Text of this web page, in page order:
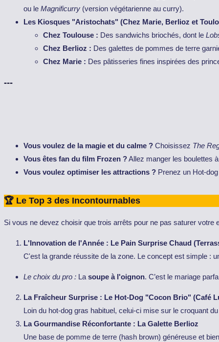
ou le Magnificurry (version végétarienne au curry).
Les Kiosques "Aristochats" (Chez Marie, Berlioz et
Chez Toulouse : Des sandwichs briochés, dont le
Chez Berlioz : Des galettes de pommes de terre
Chez Marie : Des pâtisseries fines inspirées des
---
Vous voulez de la magie et du calme ? Choisissez The
Vous êtes fan du film Frozen ?Allez manger les boulettes
Vous voulez optimiser les attractions ? Prenez un Hot-
🏆 Le Top 3 des Incontournables
Si vous ne devez choisir que trois arrêts pour ne pas saturer votre
L'Innovation de l'Année : Le Pain Surprise Chaud
C'est la grande réussite de la zone. Le concept est simple :
Le choix du pro : La soupe à l'oignon. C’est le mariage
La Fraîcheur Surprise : Le Hot-Dog "Cocon Brio" (Café
Loin du hot-dog gras habituel, celui-ci mise sur le croquant
La Gourmandise Réconfortante : La Galette Berlioz
Une base de pomme de terre (hash brown) généreuse et